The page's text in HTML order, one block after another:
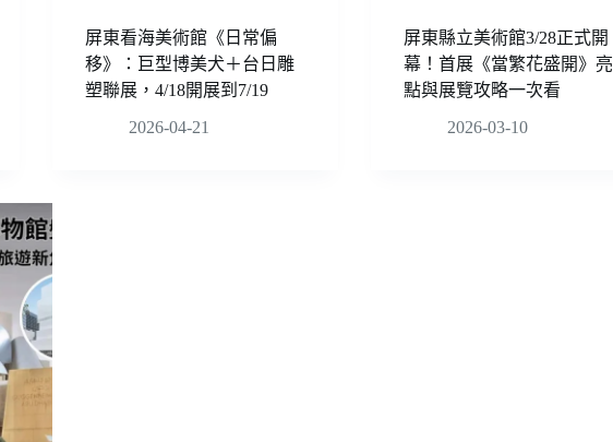
屏東看海美術館《日常偏
移》：巨型博美犬＋台日雕
塑聯展，4/18開展到7/19
2026-04-21
屏東縣立美術館3/28正式開
幕！首展《當繁花盛開》亮
點與展覽攻略一次看
2026-03-10